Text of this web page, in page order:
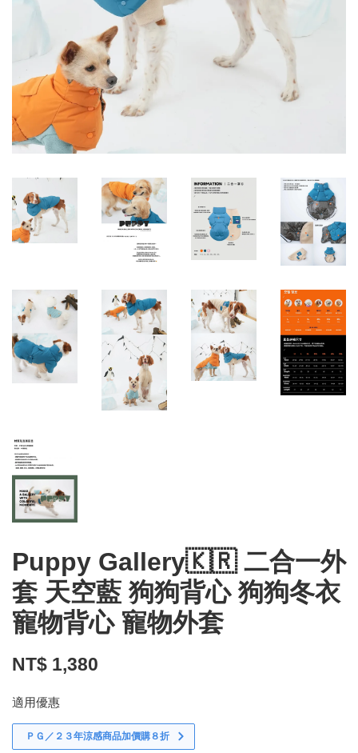
Puppy Gallery🇰🇷 二合一外
套 天空藍 狗狗背心 狗狗冬衣
寵物背心 寵物外套
NT$ 1,380
適用優惠
ＰＧ／２３年涼感商品加價購８折